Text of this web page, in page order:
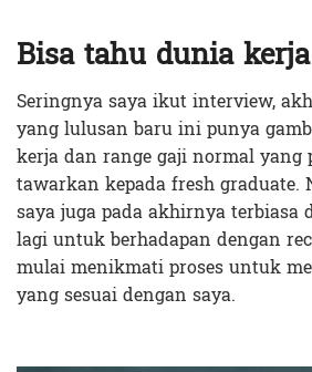
Bisa tahu dunia kerja
Seringnya saya ikut interview,
yang lulusan baru ini punya
kerja dan range gaji normal yang
tawarkan kepada fresh graduate.
saya juga pada akhirnya terbiasa
lagi untuk berhadapan dengan
mulai menikmati proses untuk
yang sesuai dengan saya.